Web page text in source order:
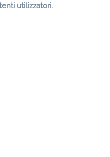
utilizzatori.